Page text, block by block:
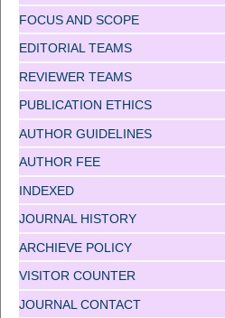
FOCUS AND SCOPE
EDITORIAL TEAMS
REVIEWER TEAMS
PUBLICATION ETHICS
AUTHOR GUIDELINES
AUTHOR FEE
INDEXED
JOURNAL HISTORY
ARCHIEVE POLICY
VISITOR COUNTER
JOURNAL CONTACT